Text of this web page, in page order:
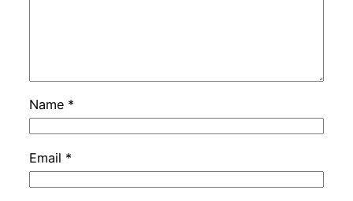
Name *
Email *